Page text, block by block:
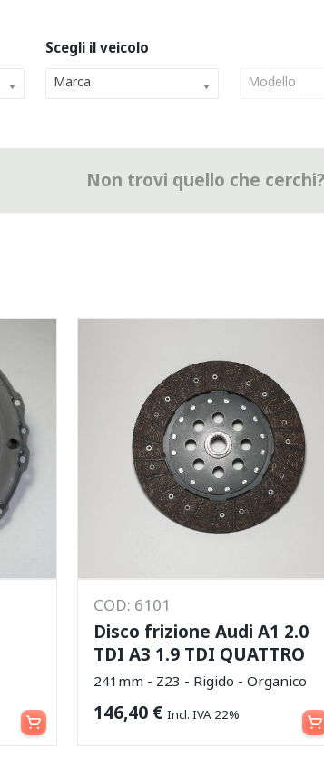
Marca Modello
Non trovi quello che
Aggiungi al carrello
COD: 6101
Disco frizione Audi A1 2.0
TDI A3 1.9 TDI QUATTRO
241mm - Z23 - Rigido - Organico
146,40 € Incl. IVA 22% Aggiungi